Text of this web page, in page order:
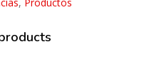
, Productos